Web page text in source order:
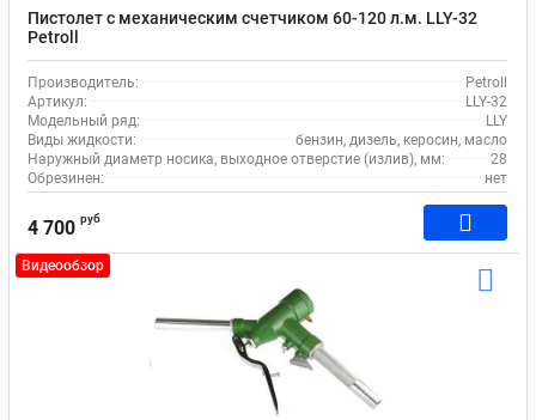
Пистолет с механическим счетчиком 60-120 л.м. LLY-32
Petroll
Производитель:
Petroll
Артикул:
LLY-32
Модельный ряд:
LLY
Виды жидкости:
бензин, дизель, керосин, масло
Наружный диаметр носика, выходное отверстие (излив), мм:
28
Обрезинен:
нет
4 700 руб
Видеообзор